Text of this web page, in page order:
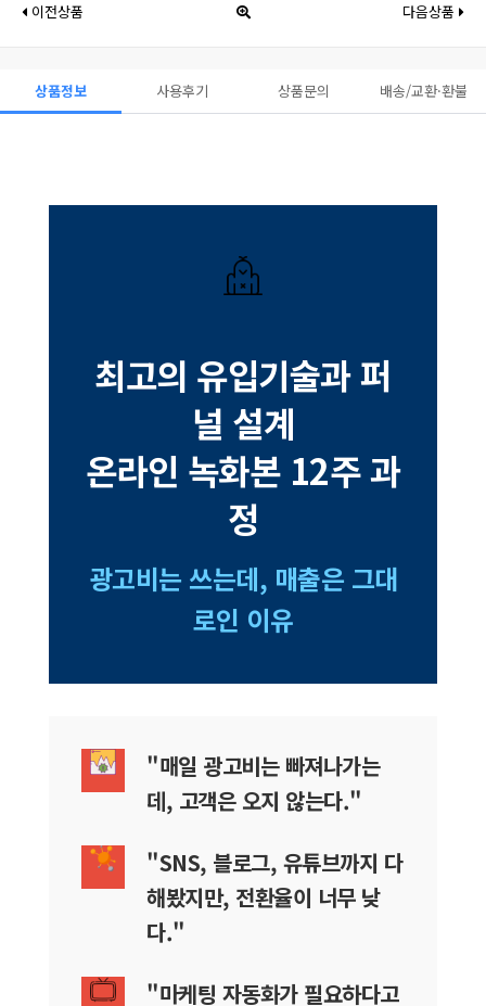
이전상품 다음상품
상품정보 사용후기 상품문의 배송/교환·환불
최고의 유입기술과 퍼
널 설계
온라인 녹화본 12주 과
정
광고비는 쓰는데, 매출은 그대
로인 이유
"매일 광고비는 빠져나가는
데, 고객은 오지 않는다."
"SNS, 블로그, 유튜브까지 다
해봤지만, 전환율이 너무 낮
다."
"마케팅 자동화가 필요하다고